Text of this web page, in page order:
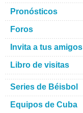
Pronósticos
Foros
Invita a tus amigos
Libro de visitas
Series de Béisbol
Equipos de Cuba